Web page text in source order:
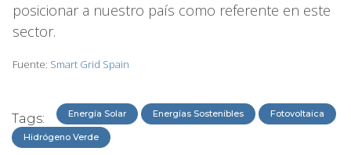
posicionar a nuestro país como referente en este
sector.
Fuente: Smart Grid Spain
Tags: Energía Solar Energías Sostenibles Fotovoltaica
Hidrógeno Verde